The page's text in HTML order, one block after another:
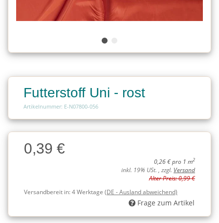
Futterstoff Uni - rost
Artikelnummer: E-N07800-056
Charge
Charge0,39 €
0,26 € pro 1 m2
inkl. 19% USt. , zzgl. Versand
Alter Preis: 0,99 €
Versandbereit in:4 Werktage (DE - Ausland abweichend)
Frage zum Artikel